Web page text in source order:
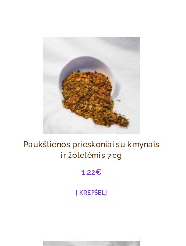
Paukštienos prieskoniai su kmynais
ir žolelėmis 70g
1.22€
Į KREPŠELĮ